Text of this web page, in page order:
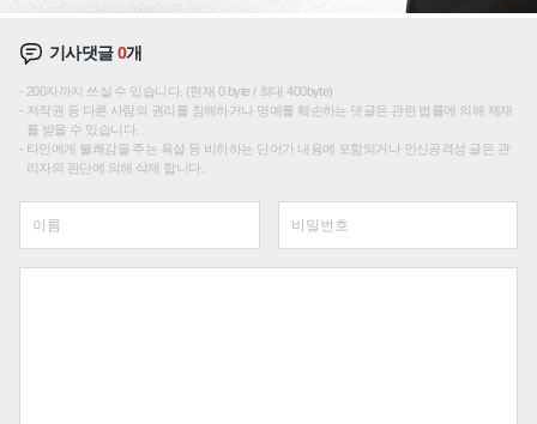
기사댓글0개
200자까지 쓰실 수 있습니다. (현재 0 byte / 최대 400byte)
저작권 등 다른 사람의 권리를 침해하거나 명예를 훼손하는 댓글은 관련 법률에 의해 제재
를 받을 수 있습니다.
타인에게 불쾌감을 주는 욕설 등 비하하는 단어가 내용에 포함되거나 인신공격성 글은 관
리자의 판단에 의해 삭제 합니다.